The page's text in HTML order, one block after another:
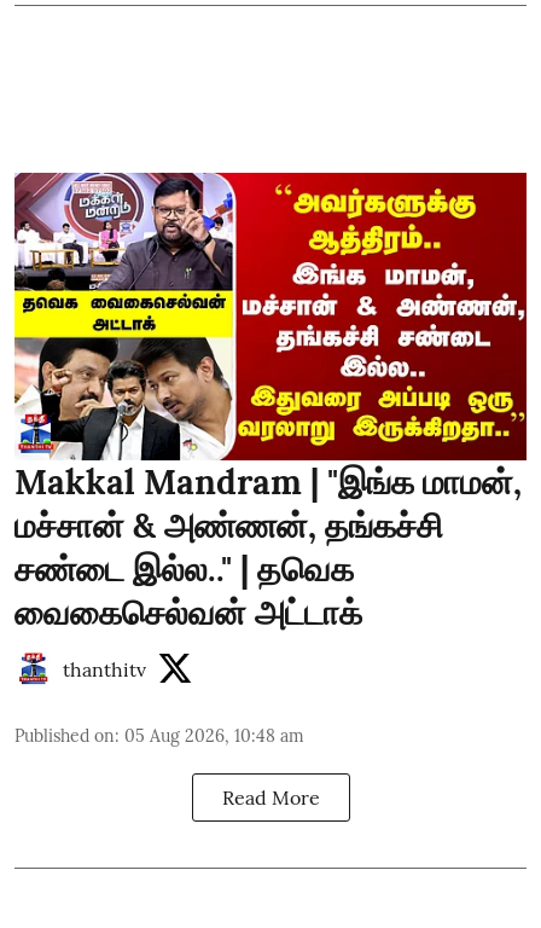
Makkal Mandram | "இங்க மாமன்,
மச்சான் & அண்ணன், தங்கச்சி
சண்டை இல்ல.." | தவெக
வைகைசெல்வன் அட்டாக்
thanthitv
Published on: 05 Aug 2026, 10:48 am
Read More